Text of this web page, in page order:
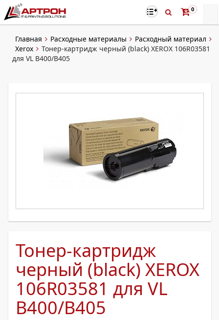
0
Главная Расходные материалы
Расходный материал
Xerox
Тонер-картридж черный (black) XEROX 106R03581
для VL B400/B405
Тонер-картридж
черный (black) XEROX
106R03581 для VL
B400/B405